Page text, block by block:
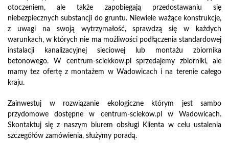
otoczeniem, ale także zapobiegają przedostawaniu się
niebezpiecznych substancji do gruntu. Niewiele ważące konstrukcje,
z uwagi na swoją wytrzymałość, sprawdzą się w każdych
warunkach, w których nie ma możliwości podłączenia standardowej
instalacji kanalizacyjnej sieciowej lub montażu zbiornika
betonowego. W centrum-sciekkow.pl sprzedajemy zbiorniki, ale
mamy tez ofertę z montażem w Wadowicach i na terenie całego
kraju.
Zainwestuj w rozwiązanie ekologiczne którym jest sambo
przydomowe dostępne w centrum-sciekow.pl w Wadowicach.
Skontaktuj się z naszym biurem obsługi Klienta w celu ustalenia
szczegółów zamówienia, służymy poradą.